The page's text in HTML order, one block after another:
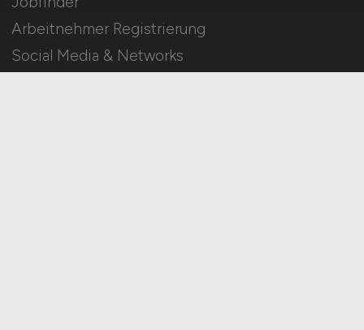
Arbeitnehmer Registrierung
Social Media & Networks